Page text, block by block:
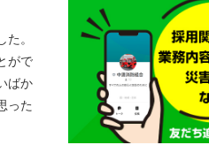
。
がで
ばか
った